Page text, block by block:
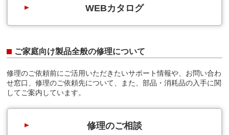
WEBカタログ
ご家庭向け製品全般の修理について
修理のご依頼前にご活用いただきたいサポート情報や、お問い合わ
せ窓口、修理のご依頼先について、また、部品・消耗品の入手に関
してご案内しています。
修理のご相談